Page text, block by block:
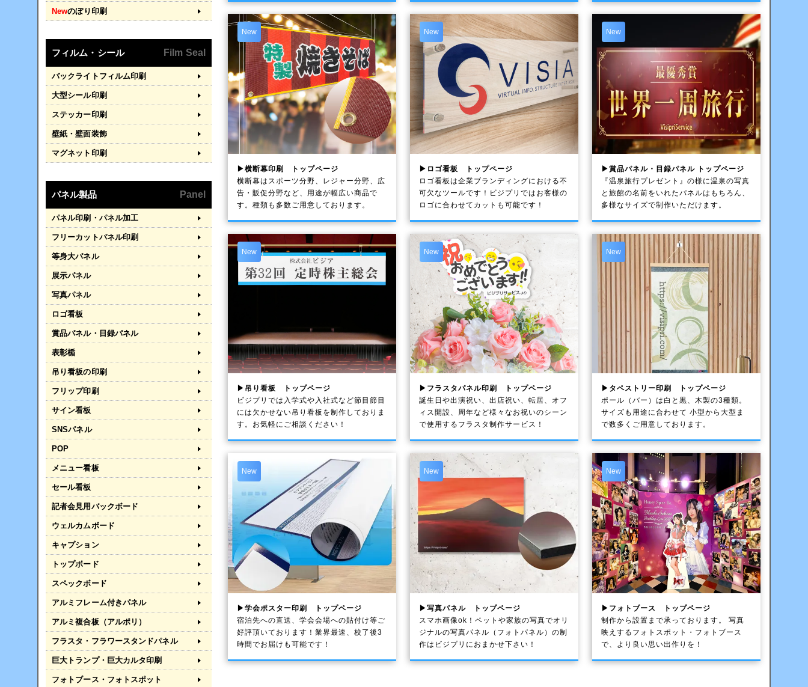
New
▶横断幕印刷 トップページ
横断幕はスポーツ分野、レジャー分野、広
告・販促分野など、用途が幅広い商品で
す。種類も多数ご用意しております。
New
▶ロゴ看板 トップページ
ロゴ看板は企業ブランディングにおける不
可欠なツールです！ビジプリではお客様の
ロゴに合わせてカットも可能です！
New
▶賞品パネル・目録パネル トップページ
『温泉旅行プレゼント』の様に温泉の写真
と旅館の名前をいれたパネルはもちろん、
多様なサイズで制作いただけます。
New
▶吊り看板 トップページ
ビジプリでは入学式や入社式など節目節目
には欠かせない吊り看板を制作しておりま
す。お気軽にご相談ください！
New
▶フラスタパネル印刷 トップページ
誕生日や出演祝い、出店祝い、転居、オフ
ィス開設、周年など様々なお祝いのシーン
で使用するフラスタ制作サービス！
New
▶タペストリー印刷 トップページ
ポール（バー）は白と黒、木製の3種類。
サイズも用途に合わせて 小型から大型ま
で数多くご用意しております。
New
▶学会ポスター印刷 トップページ
宿泊先への直送、学会会場への貼付け等ご
好評頂いております！業界最速、校了後3
時間でお届けも可能です！
New
▶写真パネル トップページ
スマホ画像ok！ペットや家族の写真でオリ
ジナルの写真パネル（フォトパネル）の制
作はビジプリにおまかせ下さい！
New
▶フォトブース トップページ
制作から設置まで承っております。 写真
映えするフォトスポット・フォトブース
で、より良い思い出作りを！
Newのぼり印刷
フィルム・シール Film Seal
バックライトフィルム印刷
大型シール印刷
ステッカー印刷
壁紙・壁面装飾
マグネット印刷
パネル製品 Panel
パネル印刷・パネル加工
フリーカットパネル印刷
等身大パネル
展示パネル
写真パネル
ロゴ看板
賞品パネル・目録パネル
表彰楯
吊り看板の印刷
フリップ印刷
サイン看板
SNSパネル
POP
メニュー看板
セール看板
記者会見用バックボード
ウェルカムボード
キャプション
トップボード
スペックボード
アルミフレーム付きパネル
アルミ複合板（アルポリ）
フラスタ・フラワースタンドパネル
巨大トランプ・巨大カルタ印刷
フォトブース・フォトスポット